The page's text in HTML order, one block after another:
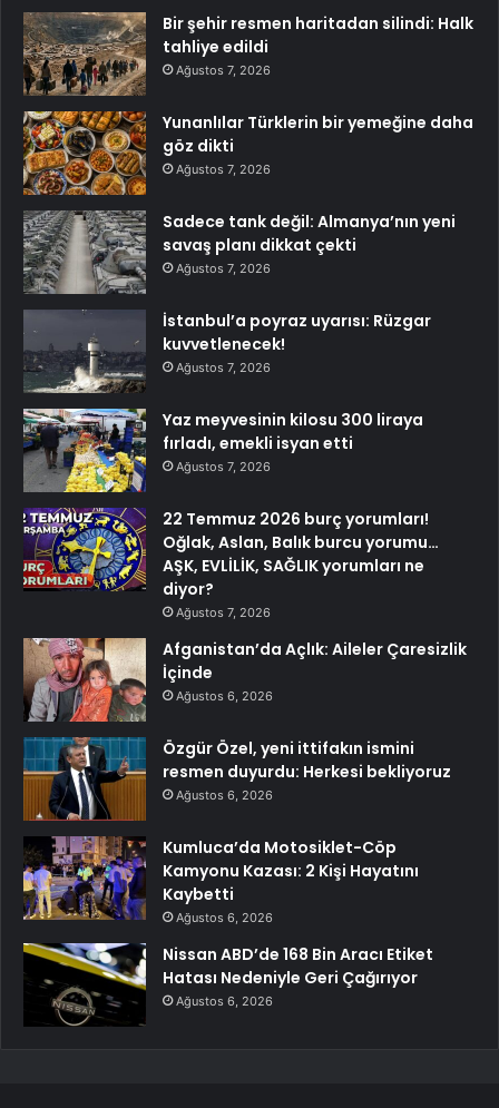
Bir şehir resmen haritadan silindi: Halk
tahliye edildi
Ağustos 7, 2026
Yunanlılar Türklerin bir yemeğine daha
göz dikti
Ağustos 7, 2026
Sadece tank değil: Almanya’nın yeni
savaş planı dikkat çekti
Ağustos 7, 2026
İstanbul’a poyraz uyarısı: Rüzgar
kuvvetlenecek!
Ağustos 7, 2026
Yaz meyvesinin kilosu 300 liraya
fırladı, emekli isyan etti
Ağustos 7, 2026
22 Temmuz 2026 burç yorumları!
Oğlak, Aslan, Balık burcu yorumu…
AŞK, EVLİLİK, SAĞLIK yorumları ne
diyor?
Ağustos 7, 2026
Afganistan’da Açlık: Aileler Çaresizlik
İçinde
Ağustos 6, 2026
Özgür Özel, yeni ittifakın ismini
resmen duyurdu: Herkesi bekliyoruz
Ağustos 6, 2026
Kumluca’da Motosiklet-Cöp
Kamyonu Kazası: 2 Kişi Hayatını
Kaybetti
Ağustos 6, 2026
Nissan ABD’de 168 Bin Aracı Etiket
Hatası Nedeniyle Geri Çağırıyor
Ağustos 6, 2026